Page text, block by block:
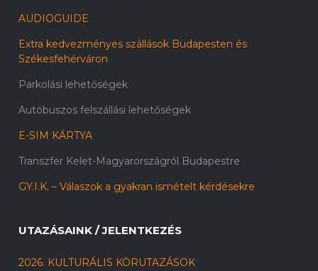
AUDIOGUIDE
Extra kedvezményes szállások Budapesten és
Székesfehérváron
Parkolási lehetőségek
Autóbuszos felszállási lehetőségek
E-SIM KÁRTYA
Transzfer Kelet-Magyarországról Budapestre
GY.I.K. – Válaszok a gyakran ismételt kérdésekre
UTAZÁSAINK / JELENTKEZÉS
2026. KULTURÁLIS KÖRUTAZÁSOK